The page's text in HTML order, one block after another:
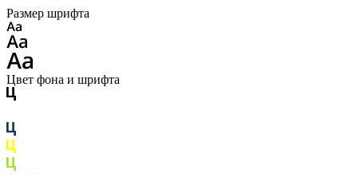
Размер шрифта
Цвет фона и шрифта